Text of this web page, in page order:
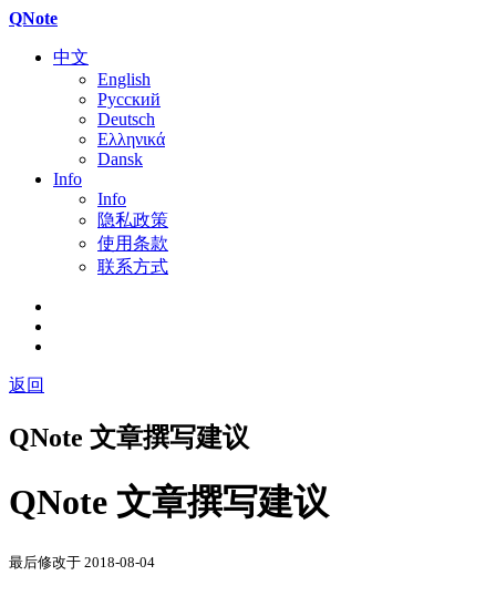
QNote
中文
English
Русский
Deutsch
Ελληνικά
Dansk
Info
Info
隐私政策
使用条款
联系方式
返回
QNote 文章撰写建议
QNote 文章撰写建议
最后修改于 2018-08-04